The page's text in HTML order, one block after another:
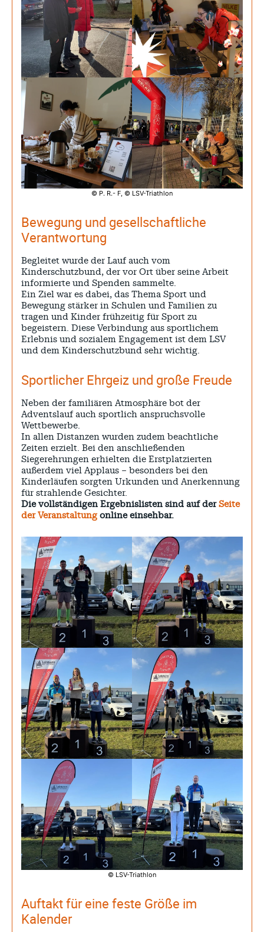
© P. R.- F, © LSV-Triathlon
Bewegung und gesellschaftliche
Verantwortung
Begleitet wurde der Lauf auch vom
Kinderschutzbund, der vor Ort über seine Arbeit
informierte und Spenden sammelte.
Ein Ziel war es dabei, das Thema Sport und
Bewegung stärker in Schulen und Familien zu
tragen und Kinder frühzeitig für Sport zu
begeistern. Diese Verbindung aus sportlichem
Erlebnis und sozialem Engagement ist dem LSV
und dem Kinderschutzbund sehr wichtig.
Sportlicher Ehrgeiz und große Freude
Neben der familiären Atmosphäre bot der
Adventslauf auch sportlich anspruchsvolle
Wettbewerbe.
In allen Distanzen wurden zudem beachtliche
Zeiten erzielt. Bei den anschließenden
Siegerehrungen erhielten die Erstplatzierten
außerdem viel Applaus – besonders bei den
Kinderläufen sorgten Urkunden und Anerkennung
für strahlende Gesichter.
Die vollständigen Ergebnislisten sind auf der Seite
der Veranstaltung online einsehbar.
© LSV-Triathlon
Auftakt für eine feste Größe im
Kalender